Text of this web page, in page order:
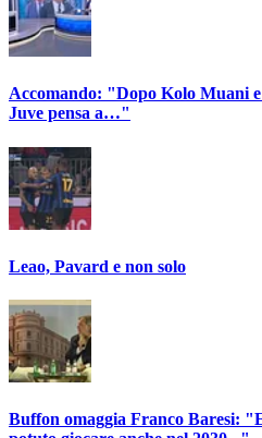
Accomando: "Dopo Kolo Muani
Juve pensa a…"
Leao, Pavard e non solo
Buffon omaggia Franco Baresi: